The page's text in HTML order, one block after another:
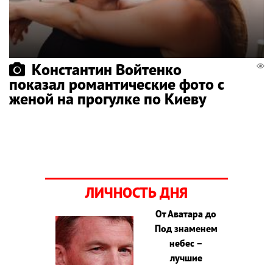
Константин Войтенко
показал романтические фото с
женой на прогулке по Киеву
ЛИЧНОСТЬ ДНЯ
От Аватара до
Под знаменем
небес –
лучшие